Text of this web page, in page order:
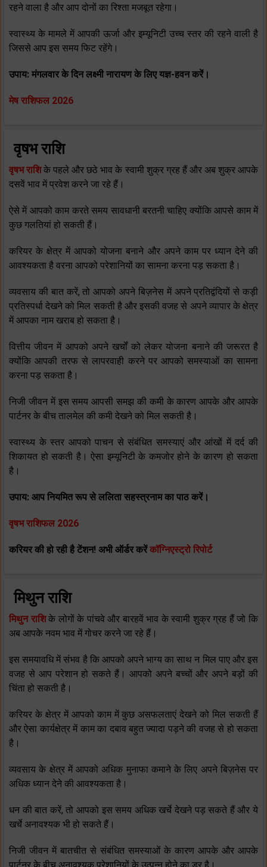
रहने वाला है और आप दोनों का रिश्‍ता मजबूत रहेगा।
स्‍वास्‍थ्‍य के मामले में आपकी ऊर्जा और इम्‍यूनिटी उच्‍च स्‍तर की रहने वाली है
जिससे आप इस समय फिट रहेंगे।
उपाय: मंगलवार के दिन लक्ष्‍मी नारायण के लिए यज्ञ-हवन करें।
मेष राशिफल 2026
वृषभ राशि
वृषभ राशिके पहले और छठे भाव के स्‍वामी शुक्र ग्रह हैं और अब शुक्र आपके
दसवें भाव में प्रवेश करने जा रहे हैं।
ऐसे में आपको काम करते समय सावधानी बरतनी चाहिए क्‍योंकि आपसे काम में
कुछ गलतियां हो सकती हैं।
करियर के क्षेत्र में आपको योजना बनाने और अपने काम पर ध्‍यान देने की
आवश्‍यकता है वरना आपको परेशानियों का सामना करना पड़ सकता है।
व्‍यवसाय की बात करें, तो आपको अपने बिज़नेस में अपने प्रतिद्वंदियों से कड़ी
प्रतिस्‍पर्धा देखने को मिल सकती है और इसकी वजह से अपने व्‍यापार के क्षेत्र
में आपका नाम खराब हो सकता है।
वित्तीय जीवन में आपको अपने खर्चों को लेकर योजना बनाने की जरूरत है
क्‍योंकि आपकी तरफ से लापरवाही करने पर आपको समस्‍याओं का सामना
करना पड़ सकता है।
निजी जीवन में इस समय आपसी समझ की कमी के कारण आपके और आपके
पार्टनर के बीच तालमेल की कमी देखने को मिल सकती है।
स्‍वास्‍थ्‍य के स्‍तर आपको पाचन से संबंधित समस्‍याएं और आंखों में दर्द की
शिकायत हो सकती है। ऐसा इम्‍यूनिटी के कमजोर होने के कारण हो सकता
है।
उपाय: आप नियमित रूप से ललिता सहस्‍त्रनाम का पाठ करें।
वृषभ राशिफल 2026
करियर की हो रही है टेंशन! अभी ऑर्डर करेंकॉग्निएस्ट्रो रिपोर्ट
मिथुन राशि
मिथुन राशिके लोगों के पांचवे और बारहवें भाव के स्‍वामी शुक्र ग्रह हैं जो कि
अब आपके नवम भाव में गोचर करने जा रहे हैं।
इस समयावधि में संभव है कि आपको अपने भाग्‍य का साथ न मिल पाए और इस
वजह से आप परेशान हो सकते हैं। आपको अपने बच्‍चों और अपने बड़ों की
चिंता हो सकती है।
करियर के क्षेत्र में आपको काम में कुछ असफलताएं देखने को मिल सकती हैं
और ऐसा कार्यक्षेत्र में काम का दबाव बहुत ज्‍यादा पड़ने की वजह से हो सकता
है।
व्‍यवसाय के क्षेत्र में आपको अधिक मुनाफा कमाने के लिए अपने बिज़नेस पर
अधिक ध्‍यान देने की आवश्‍यकता है।
धन की बात करें, तो आपको इस समय अधिक खर्चे देखने पड़ सकते हैं और ये
खर्चे अनावश्‍यक भी हो सकते हैं।
निजी जीवन में बातचीत से संबंधित समस्‍याओं के कारण आपके और आपके